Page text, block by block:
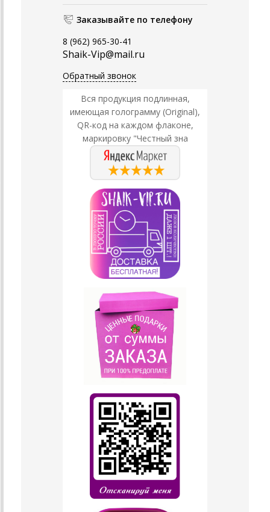
Заказывайте по телефону
8 (962) 965-30-41
Shaik-Vip@mail.ru
Обратный звонок
Вся продукция подлинная,
имеющая голограмму (Original),
QR-код на каждом флаконе,
маркировку "Честный зна